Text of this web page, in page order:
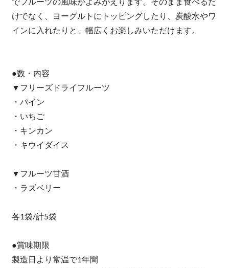
けでなく、ヨーグルトにトッピングしたり、炭酸水やワ
インに入れたりと、幅広くお楽しみいただけます。
●数・内容
▼フリーズドライフルーツ
・パイン
・いちご
・キンカン
・キウイダイス
▼フルーツ甘酒
・ラズベリー
各1袋/計5袋
●賞味期限
製造日より常温で1年間